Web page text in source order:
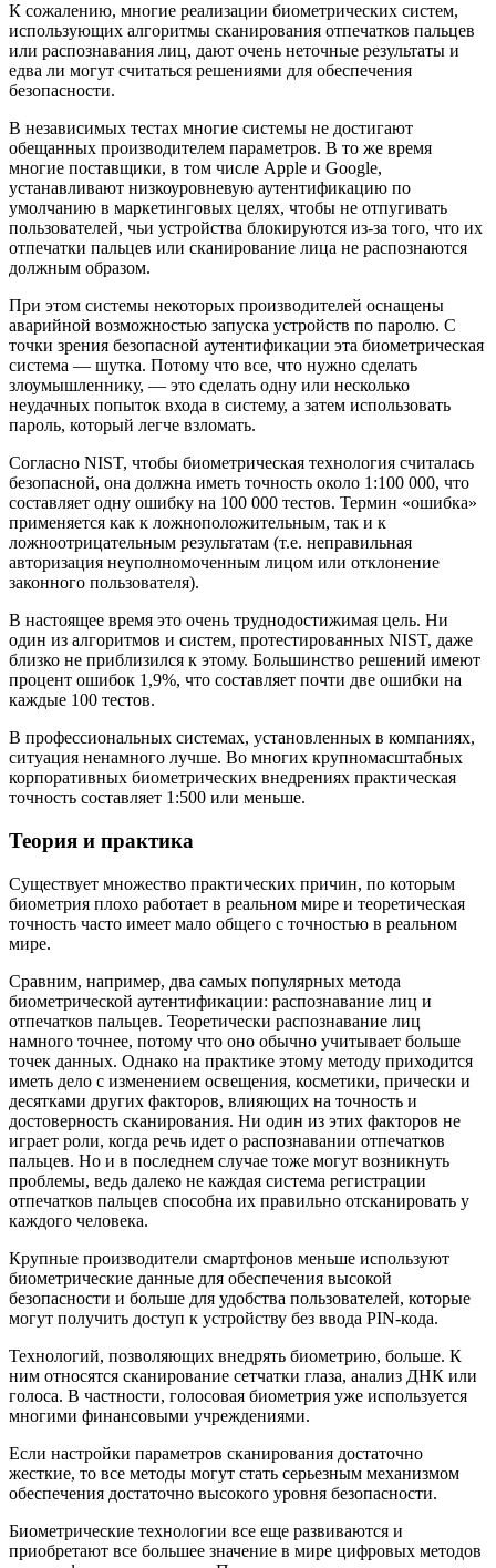
К сожалению, многие реализации биометрических систем,
использующих алгоритмы сканирования отпечатков пальцев
или распознавания лиц, дают очень неточные результаты и
едва ли могут считаться решениями для обеспечения
безопасности.
В независимых тестах многие системы не достигают
обещанных производителем параметров. В то же время
многие поставщики, в том числе Apple и Google,
устанавливают низкоуровневую аутентификацию по
умолчанию в маркетинговых целях, чтобы не отпугивать
пользователей, чьи устройства блокируются из-за того, что их
отпечатки пальцев или сканирование лица не распознаются
должным образом.
При этом системы некоторых производителей оснащены
аварийной возможностью запуска устройств по паролю. С
точки зрения безопасной аутентификации эта биометрическая
система — шутка. Потому что все, что нужно сделать
злоумышленнику, — это сделать одну или несколько
неудачных попыток входа в систему, а затем использовать
пароль, который легче взломать.
Согласно NIST, чтобы биометрическая технология считалась
безопасной, она должна иметь точность около 1:100 000, что
составляет одну ошибку на 100 000 тестов. Термин «ошибка»
применяется как к ложноположительным, так и к
ложноотрицательным результатам (т.е. неправильная
авторизация неуполномоченным лицом или отклонение
законного пользователя).
В настоящее время это очень труднодостижимая цель. Ни
один из алгоритмов и систем, протестированных NIST, даже
близко не приблизился к этому. Большинство решений имеют
процент ошибок 1,9%, что составляет почти две ошибки на
каждые 100 тестов.
В профессиональных системах, установленных в компаниях,
ситуация ненамного лучше. Во многих крупномасштабных
корпоративных биометрических внедрениях практическая
точность составляет 1:500 или меньше.
Теория и практика
Существует множество практических причин, по которым
биометрия плохо работает в реальном мире и теоретическая
точность часто имеет мало общего с точностью в реальном
мире.
Сравним, например, два самых популярных метода
биометрической аутентификации: распознавание лиц и
отпечатков пальцев. Теоретически распознавание лиц
намного точнее, потому что оно обычно учитывает больше
точек данных. Однако на практике этому методу приходится
иметь дело с изменением освещения, косметики, прически и
десятками других факторов, влияющих на точность и
достоверность сканирования. Ни один из этих факторов не
играет роли, когда речь идет о распознавании отпечатков
пальцев. Но и в последнем случае тоже могут возникнуть
проблемы, ведь далеко не каждая система регистрации
отпечатков пальцев способна их правильно отсканировать у
каждого человека.
Крупные производители смартфонов меньше используют
биометрические данные для обеспечения высокой
безопасности и больше для удобства пользователей, которые
могут получить доступ к устройству без ввода PIN-кода.
Технологий, позволяющих внедрять биометрию, больше. К
ним относятся сканирование сетчатки глаза, анализ ДНК или
голоса. В частности, голосовая биометрия уже используется
многими финансовыми учреждениями.
Если настройки параметров сканирования достаточно
жесткие, то все методы могут стать серьезным механизмом
обеспечения достаточно высокого уровня безопасности.
Биометрические технологии все еще развиваются и
приобретают все большее значение в мире цифровых методов